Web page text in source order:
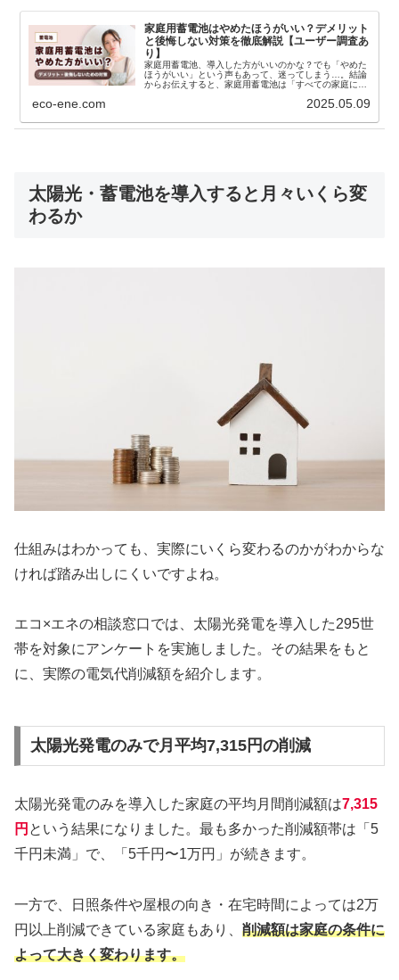
家庭用蓄電池はやめたほうがいい？デメリット
と後悔しない対策を徹底解説【ユーザー調査あ
り】
家庭用蓄電池、導入した方がいいのかな？でも「やめた
ほうがいい」という声もあって、迷ってしまう…。結論
からお伝えすると、家庭用蓄電池は「すべての家庭に必
eco-ene.com 2025.05.09
太陽光・蓄電池を導入すると月々いくら変
わるか
仕組みはわかっても、実際にいくら変わるのかがわからな
ければ踏み出しにくいですよね。
エコ×エネの相談窓口では、太陽光発電を導入した295世
帯を対象にアンケートを実施しました。その結果をもと
に、実際の電気代削減額を紹介します。
太陽光発電のみで月平均7,315円の削減
太陽光発電のみを導入した家庭の平均月間削減額は7,315
円 という結果になりました。最も多かった削減額帯は「5
千円未満」で、「5千円〜1万円」が続きます。
一方で、日照条件や屋根の向き・在宅時間によっては2万
円以上削減できている家庭もあり、 削減額は家庭の条件に
よって大きく変わります。